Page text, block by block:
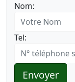
Nom:
Tel:
Envoyer